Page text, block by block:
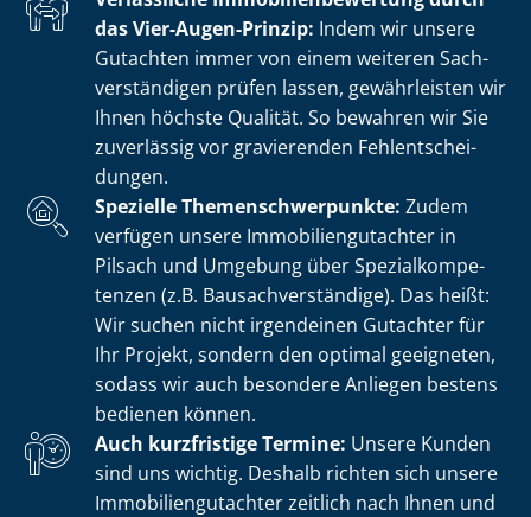
das Vier-Augen-Prinzip: Indem wir unsere
Gutachten immer von einem weiteren Sach­
ver­stän­di­gen prüfen lassen, gewährleisten wir
Ihnen höchste Qualität. So bewahren wir Sie
zuverlässig vor gravierenden Fehl­ent­schei­
dun­gen.
Spezielle The­men­schwer­punk­te: Zudem
verfügen unsere Im­mo­bi­li­en­gut­ach­ter in
Pilsach und Umgebung über Spe­zi­al­kom­pe­
ten­zen (z.B. Bau­sach­ver­stän­di­ge). Das heißt:
Wir suchen nicht irgendeinen Gutachter für
Ihr Projekt, sondern den optimal geeigneten,
sodass wir auch besondere Anliegen bestens
bedienen können.
Auch kurzfristige Termine: Unsere Kunden
sind uns wichtig. Deshalb richten sich unsere
Im­mo­bi­li­en­gut­ach­ter zeitlich nach Ihnen und